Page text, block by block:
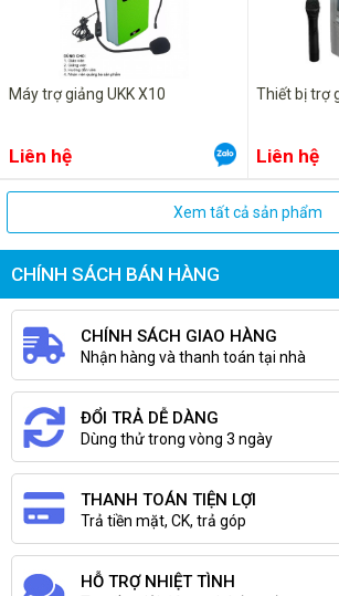
Máy trợ giảng UKK X10
Liên hệ
Thiết bị trợ
Liên hệ
Xem tất cả sản phẩm
CHÍNH SÁCH BÁN HÀNG
CHÍNH SÁCH GIAO HÀNG
Nhận hàng và thanh toán tại nhà
ĐỔI TRẢ DỄ DÀNG
Dùng thử trong vòng 3 ngày
THANH TOÁN TIỆN LỢI
Trả tiền mặt, CK, trả góp
HỖ TRỢ NHIỆT TÌNH